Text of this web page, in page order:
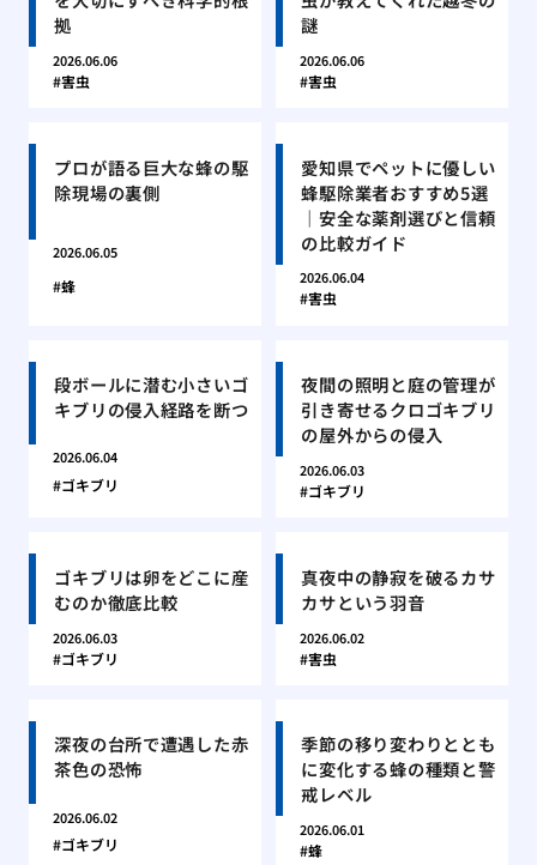
拠
2026.06.06
害虫
謎
2026.06.06
害虫
プロが語る巨大な蜂の駆
除現場の裏側
2026.06.05
蜂
愛知県でペットに優しい
蜂駆除業者おすすめ5選
｜安全な薬剤選びと信頼
の比較ガイド
2026.06.04
害虫
段ボールに潜む小さいゴ
キブリの侵入経路を断つ
2026.06.04
ゴキブリ
夜間の照明と庭の管理が
引き寄せるクロゴキブリ
の屋外からの侵入
2026.06.03
ゴキブリ
ゴキブリは卵をどこに産
むのか徹底比較
2026.06.03
ゴキブリ
真夜中の静寂を破るカサ
カサという羽音
2026.06.02
害虫
深夜の台所で遭遇した赤
茶色の恐怖
2026.06.02
ゴキブリ
季節の移り変わりととも
に変化する蜂の種類と警
戒レベル
2026.06.01
蜂